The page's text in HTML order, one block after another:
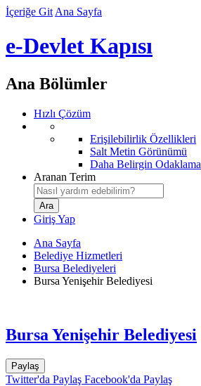
İçeriğe Git Ana Sayfa
e-Devlet Kapısı
Ana Bölümler
Hızlı Çözüm
Erişilebilirlik Özellikleri
Salt Metin Görünümü
Daha Belirgin Odaklama
Aranan Terim
Giriş Yap
Ana Sayfa
Belediye Hizmetleri
Bursa Belediyeleri
Bursa Yenişehir Belediyesi
Bursa Yenişehir Belediyesi
Paylaş
Twitter'da Paylaş Facebook'da Paylaş